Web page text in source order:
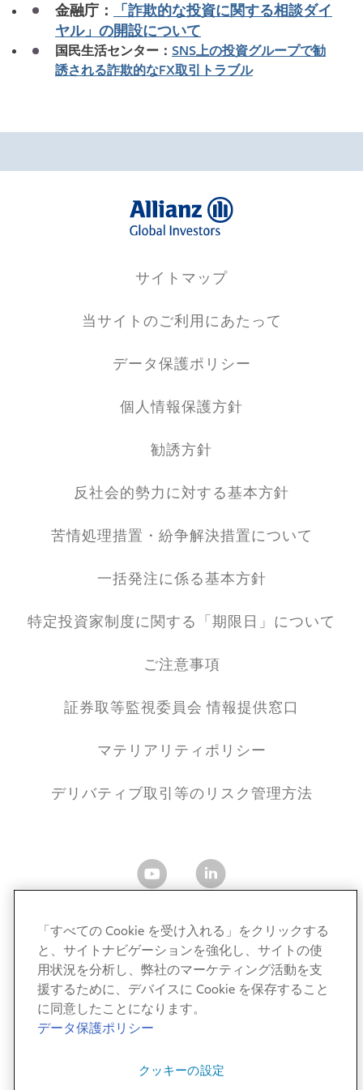
金融庁：
「詐欺的な投資に関する相談ダイ
ヤル」の開設について
国民生活センター： SNS上の投資グループで勧
誘される詐欺的なFX取引トラブル
サイトマップ
当サイトのご利用にあたって
データ保護ポリシー
個人情報保護方針
勧誘方針
反社会的勢力に対する基本方針
苦情処理措置・紛争解決措置について
一括発注に係る基本方針
特定投資家制度に関する「期限日」について
ご注意事項
証券取等監視委員会 情報提供窓口
マテリアリティポリシー
デリバティブ取引等のリスク管理方法
アリアンツ・グローバル・インベスターズ・ジャパン株式
会社
金融商品取引業者 関東財務局長（金商）第424号
加入協会：一般社団法人 資産運用業協会／一般社団法人
「すべての Cookie を受け入れる」をクリックする
と、サイトナビゲーションを強化し、サイトの使
用状況を分析し、弊社のマーケティング活動を支
援するために、デバイスに Cookie を保存すること
に同意したことになります。
データ保護ポリシー
クッキーの設定